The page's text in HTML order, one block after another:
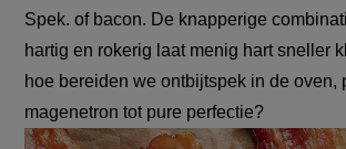
je
de
perfecte
Spek. of bacon. De knapperige
hartig en rokerig laat menig hart sneller
hoe bereiden we ontbijtspek in de oven,
magenetron tot pure perfectie?